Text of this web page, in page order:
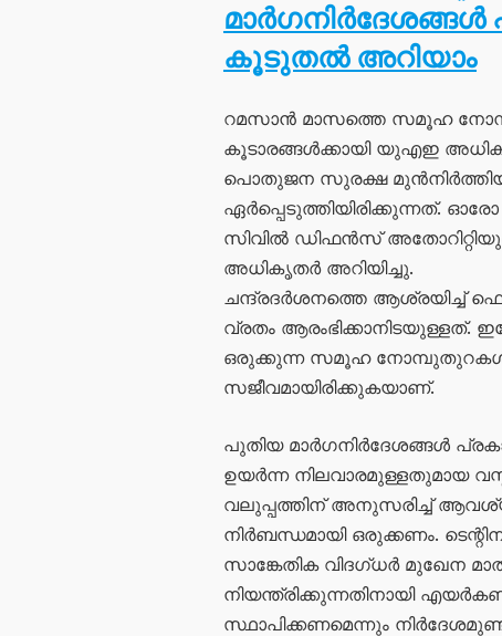
കൂടുതൽ അറിയാം
റമസാൻ മാസത്തെ സമൂഹ
കൂടാരങ്ങൾക്കായി യുഎഇ
പൊതുജന സുരക്ഷ
ഏർപ്പെടുത്തിയിരിക്കുന്നത്. ഓരോ
സിവിൽ ഡിഫൻസ്
അധികൃതർ അറിയിച്ചു.
ചന്ദ്രദർശനത്തെ ആശ്രയിച്ച്
വ്രതം ആരംഭിക്കാനിടയുള്ളത്.
ഒരുക്കുന്ന സമൂഹ
സജീവമായിരിക്കുകയാണ്.
പുതിയ മാർഗനിർദേശങ്ങൾ
ഉയർന്ന നിലവാരമുള്ളതുമായ
വലുപ്പത്തിന് അനുസരിച്ച്
നിർബന്ധമായി ഒരുക്കണം.
സാങ്കേതിക വിദഗ്ധർ മുഖേന
നിയന്ത്രിക്കുന്നതിനായി
സ്ഥാപിക്കണമെന്നും